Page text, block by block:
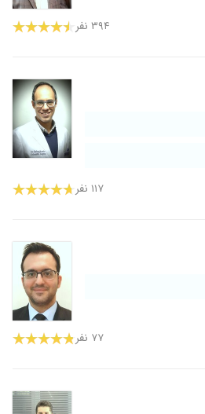
۳۹۴ نفر
۱۱۷ نفر
۷۷ نفر